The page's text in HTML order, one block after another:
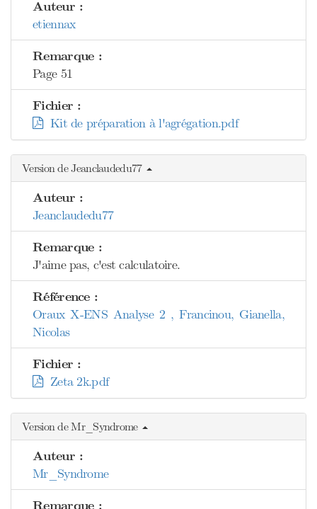
Auteur :
etiennax
Remarque :
Page 51
Fichier :
Kit de préparation à l'agrégation.pdf
Version de Jeanclaudedu77
Auteur :
Jeanclaudedu77
Remarque :
J'aime pas, c'est calculatoire.
Référence :
Oraux X-ENS Analyse 2 , Francinou, Gianella,
Nicolas
Fichier :
Zeta 2k.pdf
Version de Mr_Syndrome
Auteur :
Mr_Syndrome
Remarque :